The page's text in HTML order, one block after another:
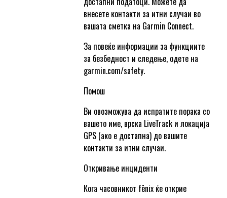
внесете контакти за итни случаи во
вашата сметка на Garmin Connect.
За повеќе информации за функциите
за безбедност и следење, одете на
garmin.com/safety.
Помош
Ви овозможува да испратите порака со
вашето име, врска LiveTrack и локација
GPS (ако е достапна) до вашите
контакти за итни случаи.
Откривање инциденти
Кога часовникот fēnix ќе открие